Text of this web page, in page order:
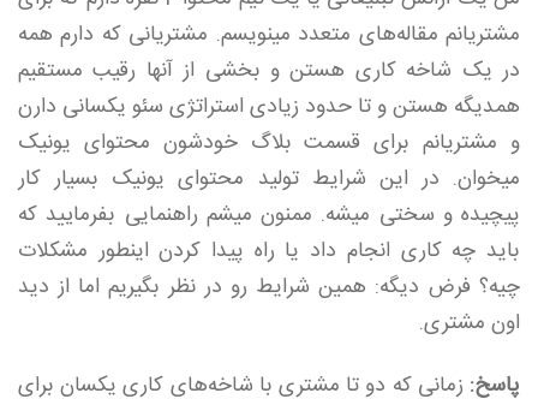
مشتریانم مقاله‌های متعدد مینویسم. مشتریانی که دارم همه
در یک شاخه کاری هستن و بخشی از آنها رقیب مستقیم
همدیگه هستن و تا حدود زیادی استراتژی سئو یکسانی دارن
و مشتریانم برای قسمت بلاگ خودشون محتوای یونیک
میخوان. در این شرایط تولید محتوای یونیک بسیار کار
پیچیده و سختی میشه. ممنون میشم راهنمایی بفرمایید که
باید چه کاری انجام داد یا راه پیدا کردن اینطور مشکلات
چیه؟ فرض دیگه: همین شرایط رو در نظر بگیریم اما از دید
اون مشتری.
پاسخ: زمانی که دو تا مشتری با شاخه‌های کاری یکسان برای